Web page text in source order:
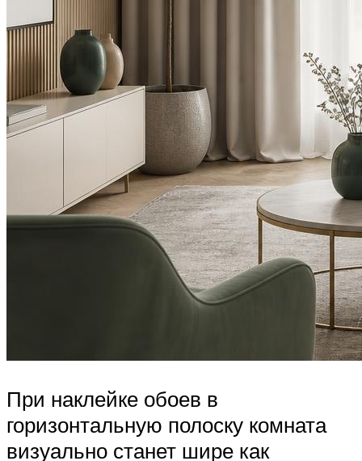
При наклейке обоев в
горизонтальную полоску комната
визуально станет шире как